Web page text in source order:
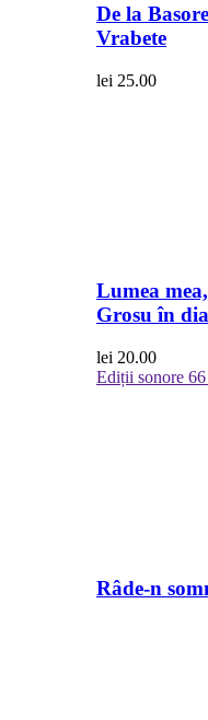
De la
Vrabete
lei 25.00
Lumea
Grosu în
lei 20.00
Ediții sonore
Râde-n